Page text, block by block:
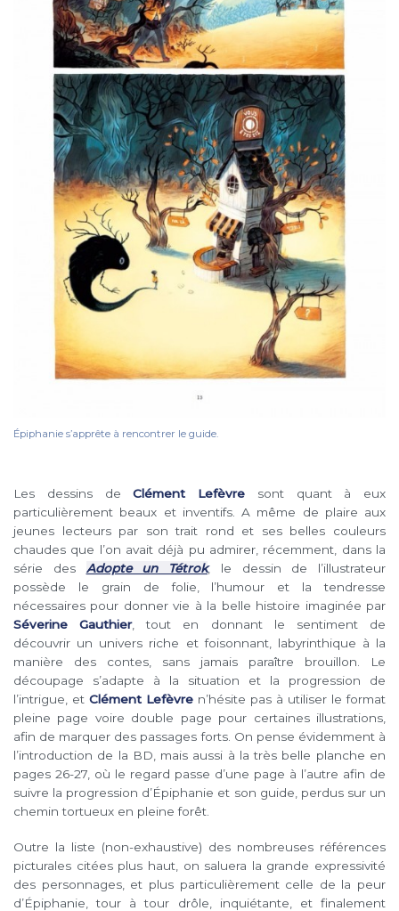
Épiphanie s’apprête à rencontrer le guide.
Les dessins deClément Lefèvre sont quant à eux
particulièrement beaux et inventifs. A même de plaire aux
jeunes lecteurs par son trait rond et ses belles couleurs
chaudes que l’on avait déjà pu admirer, récemment, dans la
série des Adopte un Tétrok, le dessin de l’illustrateur
possède le grain de folie, l’humour et la tendresse
nécessaires pour donner vie à la belle histoire imaginée par
Séverine Gauthier, tout en donnant le sentiment de
découvrir un univers riche et foisonnant, labyrinthique à la
manière des contes, sans jamais paraître brouillon. Le
découpage s’adapte à la situation et la progression de
l’intrigue, et Clément Lefèvre n’hésite pas à utiliser le format
pleine page voire double page pour certaines illustrations,
afin de marquer des passages forts. On pense évidemment à
l’introduction de la BD, mais aussi à la très belle planche en
pages 26-27, où le regard passe d’une page à l’autre afin de
suivre la progression d’Épiphanie et son guide, perdus sur un
chemin tortueux en pleine forêt.
Outre la liste (non-exhaustive) des nombreuses références
picturales citées plus haut, on saluera la grande expressivité
des personnages, et plus particulièrement celle de la peur
d’Épiphanie, tour à tour drôle, inquiétante, et finalement